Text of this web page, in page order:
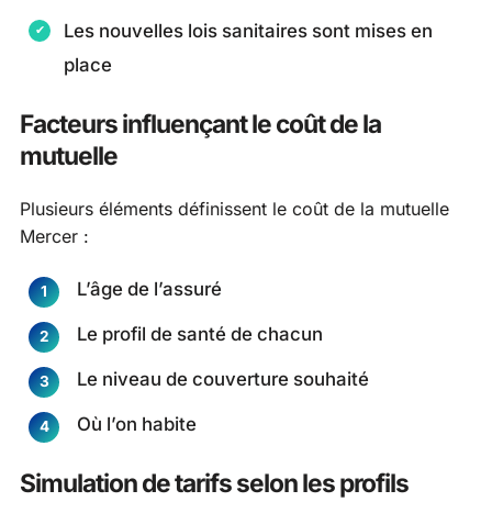
Les nouvelles lois sanitaires sont mises en
place
Facteurs influençant le coût de la
mutuelle
Plusieurs éléments définissent le coût de la mutuelle
Mercer :
L’âge de l’assuré
Le profil de santé de chacun
Le niveau de couverture souhaité
Où l’on habite
Simulation de tarifs selon les profils